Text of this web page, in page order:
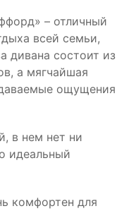
– отличный
всей семьи,
дивана состоит из
а мягчайшая
ощущения
в нем нет ни
идеальный
комфортен для